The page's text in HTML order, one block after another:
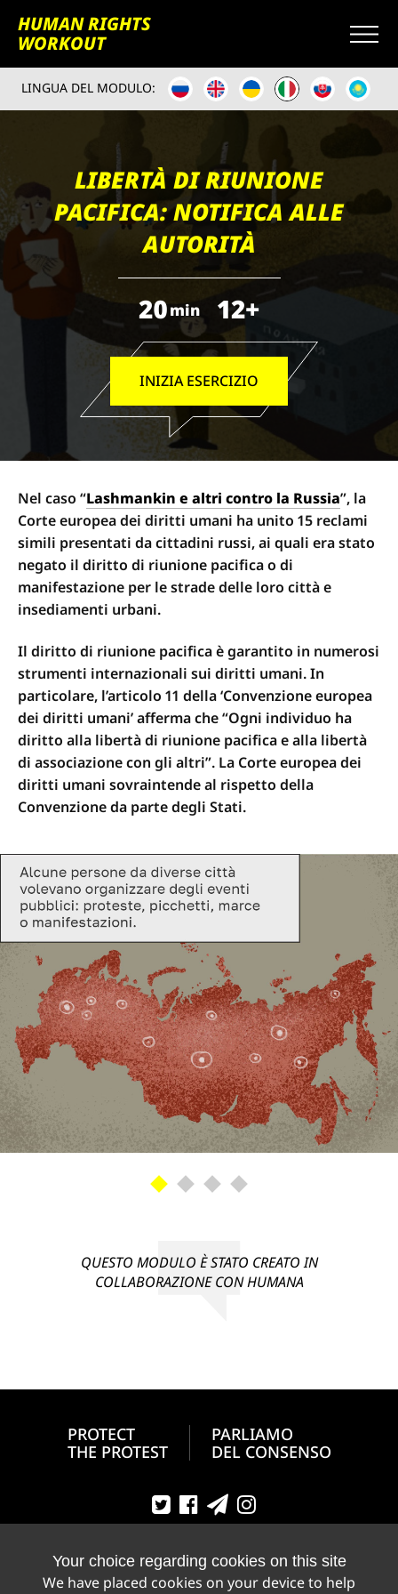
HUMAN RIGHTS
WORKOUT
LINGUA DEL MODULO:
LIBERTÀ DI RIUNIONE
PACIFICA: NOTIFICA ALLE
AUTORITÀ
20min 12+
INIZIA ESERCIZIO
Nel caso “Lashmankin e altri contro la Russia”, la
Corte europea dei diritti umani ha unito 15 reclami
simili presentati da cittadini russi, ai quali era stato
negato il diritto di riunione pacifica o di
manifestazione per le strade delle loro città e
insediamenti urbani.
Il diritto di riunione pacifica è garantito in numerosi
strumenti internazionali sui diritti umani. In
particolare, l’articolo 11 della ‘Convenzione europea
dei diritti umani’ afferma che “Ogni individuo ha
diritto alla libertà di riunione pacifica e alla libertà
di associazione con gli altri”. La Corte europea dei
diritti umani sovraintende al rispetto della
Convenzione da parte degli Stati.
QUESTO MODULO È STATO CREATO IN
COLLABORAZIONE CON HUMANA
PROTECT
THE PROTEST
PARLIAMO
DEL CONSENSO
Your choice regarding cookies on this site
We have placed cookies on your device to help